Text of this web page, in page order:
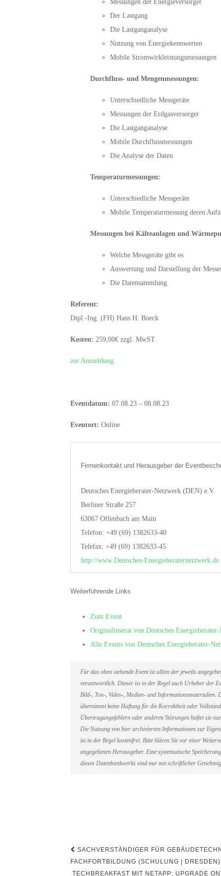
Messungen der Energieversorger
Der Lastgang
Die Lastganganalyse
Nutzung von Energiekennwerten
Mobile Stromwirkleistungsmessungen
Durchfluss- und Mengenmessungen:
Unterschiedliche Messgeräte
Messungen der Erdgasversorger
Die Lastganganalyse
Mobile Durchflussmessungen
Die Analyse der Daten
Temperaturmessungen:
Unterschiedliche Messgeräte
Mobile Temperaturmessung deren
Messungen bei Kälteanlagen und
Welche Messgeräte gibt es
Auswertung und Darstellung der
Die Datensammlung
Referent:
Dipl.-Ing. (FH) Hans H. Boeck
Kosten: 259,00€ zzgl. MwST.
zur Anmeldung
Eventdatum: 07.08.23 – 08.08.23
Eventort: Online
Firmenkontakt und Herausgeber der
Deutsches Energieberater-Netzwerk (DEN) e.V.
Berliner Straße 257
63067 Offenbach am Main
Telefon: +49 (69) 1382633-40
Telefax: +49 (69) 1382633-45
http://www.Deutsches-Energieberaternetzwerk.de
Weiterführende Links
Zum Event
Originalinserat von Deutsches
Alle Events von Deutsches Energieberater-
Für das oben stehende Event ist allein der jeweils
verantwortlich. Dieser ist in der Regel auch Urheber der
Bild-, Ton-, Video-, Medien- und Informationsmaterialien.
übernimmt keine Haftung für die Korrektheit oder
Übertragungsfehlern oder anderen Störungen haftet sie
Die Nutzung von hier archivierten Informationen zur
ist in der Regel kostenfrei. Bitte klären Sie vor einer
angegebenen Herausgeber. Eine systematische
dieses Datenbankwerks sind nur mit schriftlicher
Beitragsnavigation
SACHVERSTÄNDIGER FÜR
FACHFORTBILDUNG (SCHULUNG | DRESDEN)
TECHBREAKFAST MIT NETAPP: UPGRADE